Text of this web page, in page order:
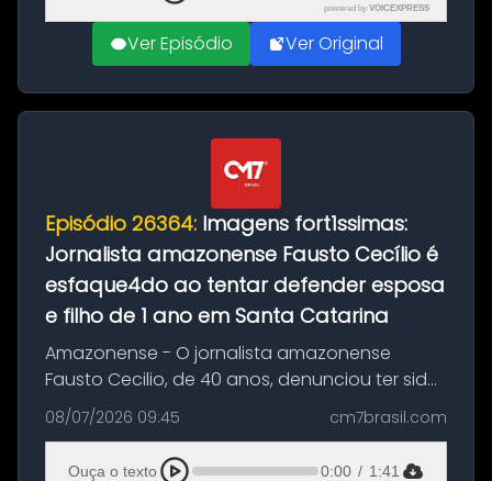
powered by VOICEXPRESS
Ver Episódio Ver Original
Episódio 26364: Imagens fort1ssimas:
Jornalista amazonense Fausto Cecílio é
esfaque4do ao tentar defender esposa
e filho de 1 ano em Santa Catarina
Amazonense - O jornalista amazonense
Fausto Cecilio, de 40 anos, denunciou ter sido
vítima de um ataque com faca cometido por
um vizinho na tarde desta terça-feira, 7, na
cidade de Jaraguá do Sul, San...
08/07/2026 09:45 cm7brasil.com
Ouça o texto 0:00 / 1:41